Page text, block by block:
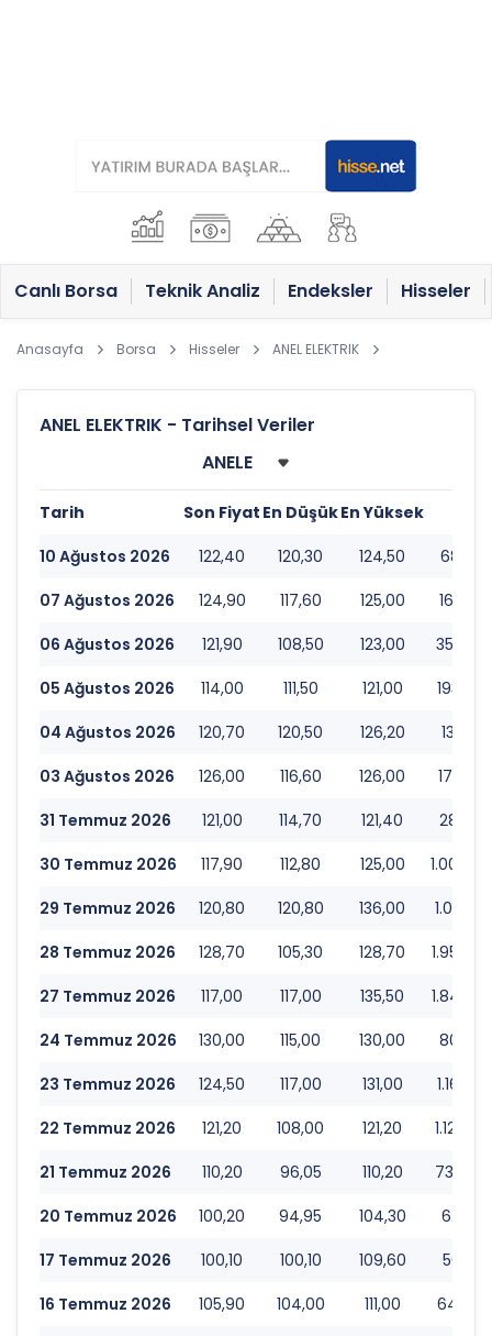
Canlı Borsa Teknik Analiz Endeksler Hisseler
Anasayfa Borsa Hisseler ANEL ELEKTRIK
ANEL ELEKTRIK - Tarihsel Veriler
Tarih Son Fiyat En DüşükEn Yüksek
10 Ağustos 2026
122,40 120,30 124,50
07 Ağustos 2026
124,90 117,60 125,00
06 Ağustos 2026
121,90 108,50 123,00
05 Ağustos 2026
114,00 111,50 121,00
04 Ağustos 2026
120,70 120,50 126,20
03 Ağustos 2026
126,00 116,60 126,00
31 Temmuz 2026
121,00 114,70 121,40
30 Temmuz 2026
117,90 112,80 125,00
29 Temmuz 2026
120,80 120,80 136,00
28 Temmuz 2026
128,70 105,30 128,70
27 Temmuz 2026
117,00 117,00 135,50
24 Temmuz 2026
130,00 115,00 130,00
23 Temmuz 2026
124,50 117,00 131,00
22 Temmuz 2026
121,20 108,00 121,20
21 Temmuz 2026
110,20 96,05 110,20
20 Temmuz 2026
100,20 94,95 104,30
17 Temmuz 2026
100,10 100,10 109,60
16 Temmuz 2026
105,90 104,00 111,00